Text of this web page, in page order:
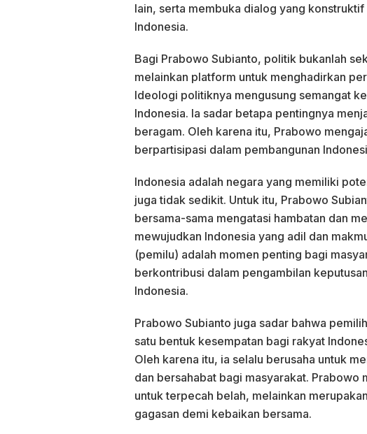
lain, serta membuka dialog yang
Indonesia.
Bagi Prabowo Subianto, politik bukanlah
melainkan platform untuk menghadirkan
Ideologi politiknya mengusung semangat
Indonesia. Ia sadar betapa pentingnya
beragam. Oleh karena itu, Prabowo
berpartisipasi dalam pembangunan
Indonesia adalah negara yang memiliki
juga tidak sedikit. Untuk itu, Prabowo
bersama-sama mengatasi hambatan dan
mewujudkan Indonesia yang adil dan
(pemilu) adalah momen penting bagi
berkontribusi dalam pengambilan
Indonesia.
Prabowo Subianto juga sadar bahwa
satu bentuk kesempatan bagi rakyat
Oleh karena itu, ia selalu berusaha untuk
dan bersahabat bagi masyarakat. Prabowo
untuk terpecah belah, melainkan
gagasan demi kebaikan bersama.